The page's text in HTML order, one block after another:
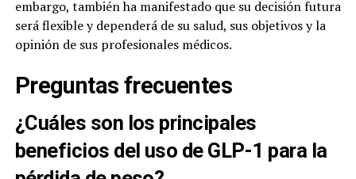
embargo, también ha manifestado que su decisión futura
será flexible y dependerá de su salud, sus objetivos y la
opinión de sus profesionales médicos.
Preguntas frecuentes
¿Cuáles son los principales
beneficios del uso de GLP-1 para la